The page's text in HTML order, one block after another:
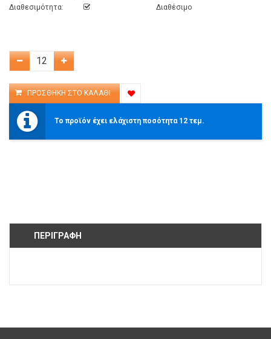
Διαθεσιμότητα:
Διαθέσιμο
Το προϊόν έχει ελάχιστη ποσότητα 12 τεμ.
ΠΕΡΙΓΡΑΦΉ